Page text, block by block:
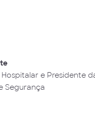
e Presidente
Segurança